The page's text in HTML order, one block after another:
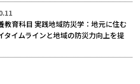
教育科目 実践地域防災学：地元に住む
タイムラインと地域の防災力向上を提